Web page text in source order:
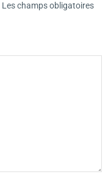
Les champs obligatoires